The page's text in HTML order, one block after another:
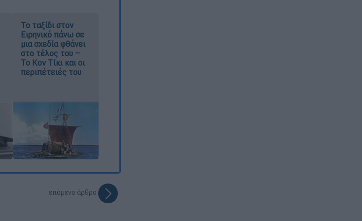
Το ταξίδι στον
Ειρηνικό πάνω σε
μια σχεδία φθάνει
στο τέλος του –
Το Κον Τίκι και οι
περιπέτειές του
επόμενο άρθρο